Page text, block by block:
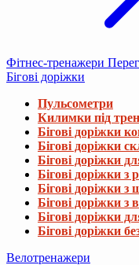
Фітнес-тренажери
Бігові доріжки
Пульсометри
Килимки під
Бігові доріжки
Бігові доріжки
Бігові доріжки
Бігові доріжки
Бігові доріжки
Бігові доріжки з
Бігові доріжки
Бігові доріжки
Велотренажери